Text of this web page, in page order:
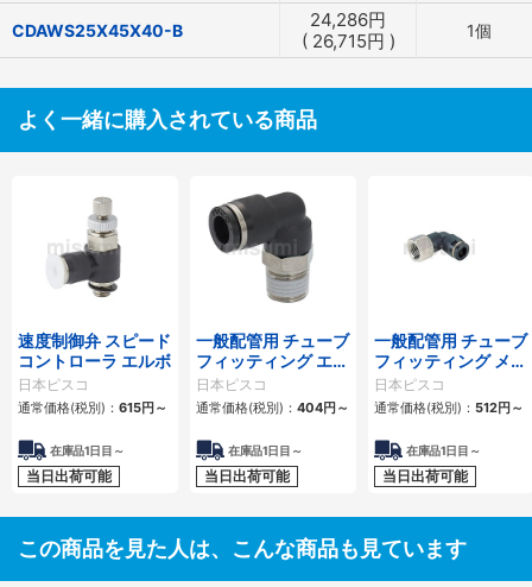
CDAWS25X45X40-B 24,286円
( 26,715円 ) 1個
よく一緒に購入されている商品
速度制御弁 スピード
コントローラ エルボ
日本ピスコ
通常価格(税別)： 615円 ～
在庫品1日目～
当日出荷可能
一般配管用 チューブ
フィッティング エル
ボ
日本ピスコ
通常価格(税別)： 404円 ～
在庫品1日目～
当日出荷可能
一般配管用 チューブ
フィッティング メス
エルボ
日本ピスコ
通常価格(税別)： 512円 ～
在庫品1日目～
当日出荷可能
この商品を見た人は、こんな商品も見ています